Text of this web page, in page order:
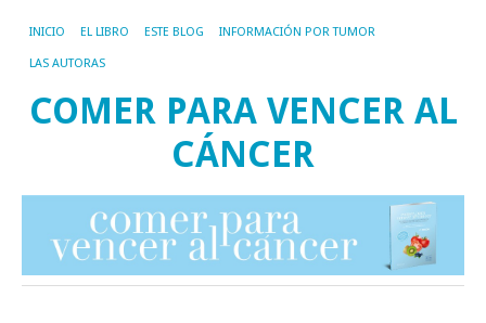
INICIO EL LIBRO ESTE BLOG INFORMACIÓN POR TUMOR
LAS AUTORAS
COMER PARA VENCER AL
CÁNCER